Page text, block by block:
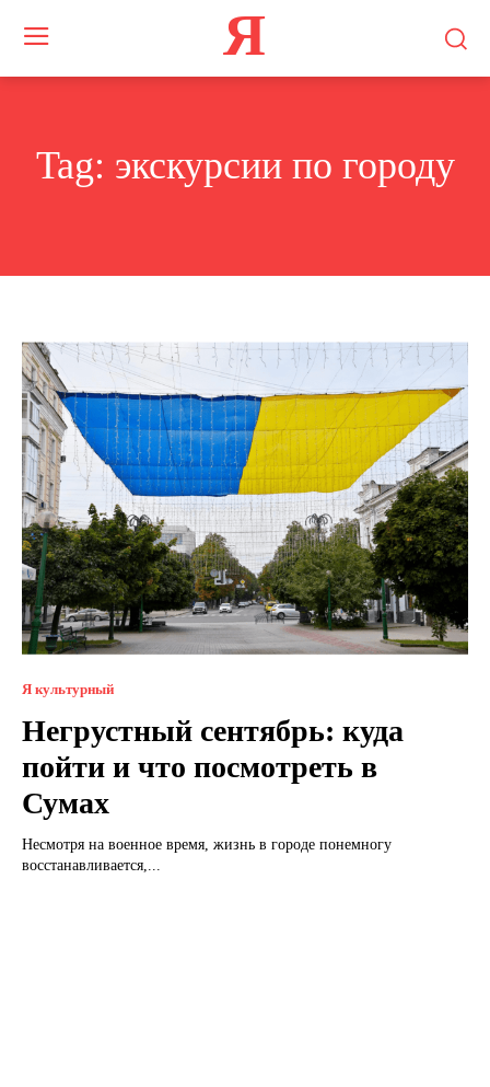
Я
Tag: экскурсии по городу
Я культурный
Негрустный сентябрь: куда
пойти и что посмотреть в
Сумах
Несмотря на военное время, жизнь в городе понемногу
восстанавливается,...